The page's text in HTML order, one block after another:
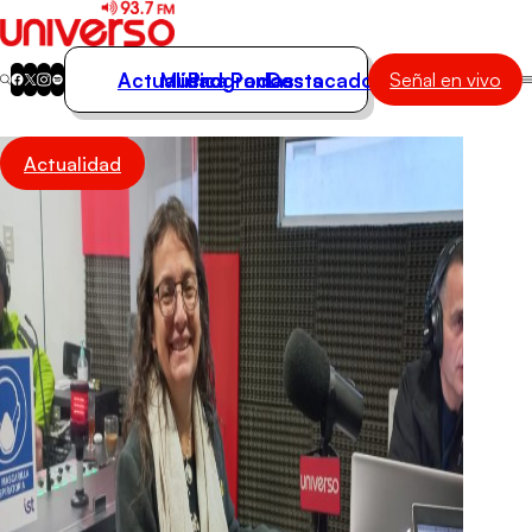
Actualidad
Música
Programas
Podcasts
Destacados
Actualidad
Música
Programas
Podcasts
Destacados Señal en vivo
Actualidad